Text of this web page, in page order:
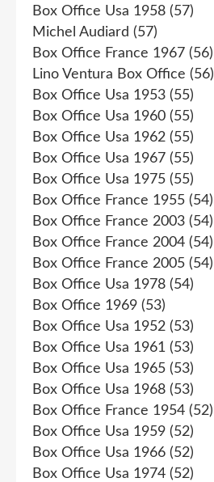
Box Office Usa 1958 (57)
Michel Audiard (57)
Box Office France 1967 (56)
Lino Ventura Box Office (56)
Box Office Usa 1953 (55)
Box Office Usa 1960 (55)
Box Office Usa 1962 (55)
Box Office Usa 1967 (55)
Box Office Usa 1975 (55)
Box Office France 1955 (54)
Box Office France 2003 (54)
Box Office France 2004 (54)
Box Office France 2005 (54)
Box Office Usa 1978 (54)
Box Office 1969 (53)
Box Office Usa 1952 (53)
Box Office Usa 1961 (53)
Box Office Usa 1965 (53)
Box Office Usa 1968 (53)
Box Office France 1954 (52)
Box Office Usa 1959 (52)
Box Office Usa 1966 (52)
Box Office Usa 1974 (52)